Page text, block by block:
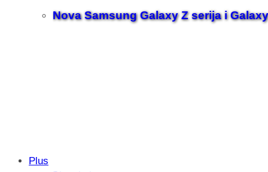
Nova Samsung Galaxy Z serija i
Plus